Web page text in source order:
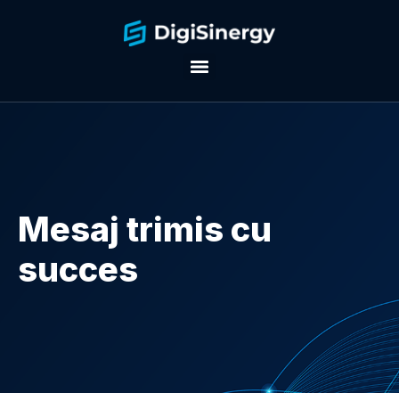
Mesaj trimis cu
succes